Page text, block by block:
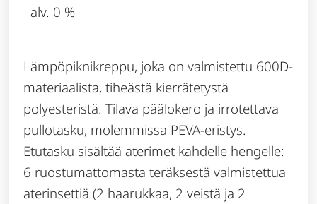
alv. 0 %
Lämpöpiknikreppu, joka on valmistettu 600D-
materiaalista, tiheästä kierrätetystä
polyesteristä. Tilava päälokero ja irrotettava
pullotasku, molemmissa PEVA-eristys.
Etutasku sisältää aterimet kahdelle hengelle:
6 ruostumattomasta teräksestä valmistettua
aterinsettiä (2 haarukkaa, 2 veistä ja 2